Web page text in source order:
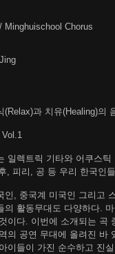
Minghuischool Chorus
과 치유(Healing)의
일렉트릭 기타와 어쿠스
, 피리, 공 등 우리 한국인
인, 중국계 미국인 그리고
의 활동무대도 다양하다.
이다. 이번에 소개되는 곡
의 공연 무대에 올려진
이들이 가진 순수하고 진